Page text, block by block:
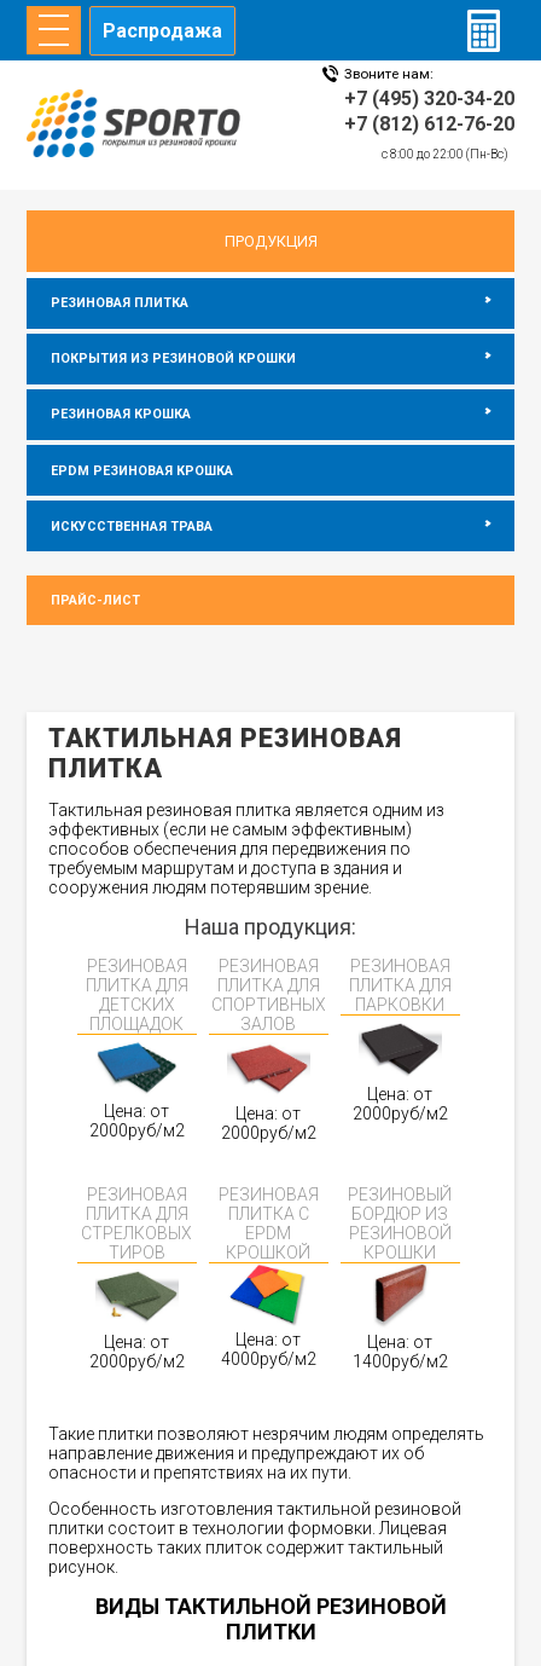
Распродажа
Звоните нам:
+7 (495) 320-34-20
+7 (812) 612-76-20
c 8:00 до 22:00 (Пн-Вс)
главная
ПРОДУКЦИЯ
РЕЗИНОВАЯ ПЛИТКА
ПОКРЫТИЯ ИЗ РЕЗИНОВОЙ КРОШКИ
РЕЗИНОВАЯ КРОШКА
EPDM РЕЗИНОВАЯ КРОШКА
ИСКУССТВЕННАЯ ТРАВА
ПРАЙС-ЛИСТ
ТАКТИЛЬНАЯ РЕЗИНОВАЯ
ПЛИТКА
Тактильная резиновая плитка является одним из
эффективных (если не самым эффективным)
способов обеспечения для передвижения по
требуемым маршрутам и доступа в здания и
сооружения людям потерявшим зрение.
Наша продукция:
РЕЗИНОВАЯ
ПЛИТКА ДЛЯ
ДЕТСКИХ
ПЛОЩАДОК
Цена: от
2000руб/м2
РЕЗИНОВАЯ
ПЛИТКА ДЛЯ
СПОРТИВНЫХ
ЗАЛОВ
Цена: от
2000руб/м2
РЕЗИНОВАЯ
ПЛИТКА ДЛЯ
ПАРКОВКИ
Цена: от
2000руб/м2
РЕЗИНОВАЯ
ПЛИТКА ДЛЯ
СТРЕЛКОВЫХ
ТИРОВ
Цена: от
2000руб/м2
РЕЗИНОВАЯ
ПЛИТКА С
EPDM
КРОШКОЙ
Цена: от
4000руб/м2
РЕЗИНОВЫЙ
БОРДЮР ИЗ
РЕЗИНОВОЙ
КРОШКИ
Цена: от
1400руб/м2
Такие плитки позволяют незрячим людям определять
направление движения и предупреждают их об
опасности и препятствиях на их пути.
Особенность изготовления тактильной резиновой
плитки состоит в технологии формовки. Лицевая
поверхность таких плиток содержит тактильный
рисунок.
ВИДЫ ТАКТИЛЬНОЙ РЕЗИНОВОЙ
ПЛИТКИ